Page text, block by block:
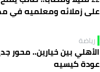
على زملائه ومعلميه في
رياضة
الأهلي بين خيارين.. محور
عودة كيسيه